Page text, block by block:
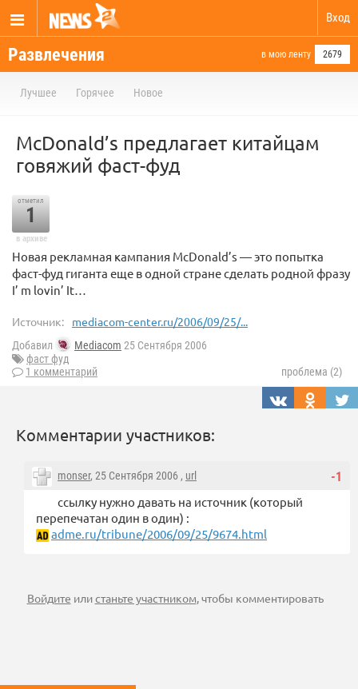
Вход
Развлечения в мою ленту 2679
Лучшее Горячее Новое
MсDonald’s предлагает китайцам
говяжий фаст-фуд
отметил
1
в архиве
Новая рекламная кампания MсDonald’s — это попытка
фаст-фуд гиганта еще в одной стране сделать родной фразу
I’ m lovin’ It…
Источник: mediacom-center.ru/2006/09/25/...
Добавил Mediacom 25 Сентября 2006
фаст фуд
1 комментарий
проблема (2)
Комментарии участников:
-1
monser, 25 Сентября 2006 , url
ссылку нужно давать на источник (который
перепечатан один в один) :
adme.ru/tribune/2006/09/25/9674.html
Войдите илистаньте участником, чтобы комментировать